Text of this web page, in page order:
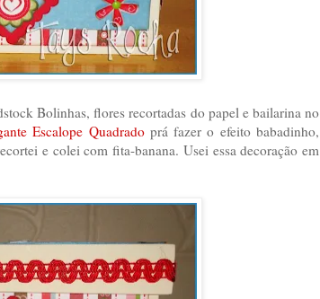
Bolinhas, flores recortadas do papel e bailarina no
Escalope Quadradoprá fazer o efeito babadinho,
e colei com fita-banana. Usei essa decoração em